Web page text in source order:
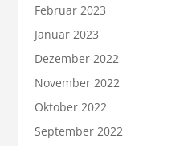
Februar 2023
Januar 2023
Dezember 2022
November 2022
Oktober 2022
September 2022